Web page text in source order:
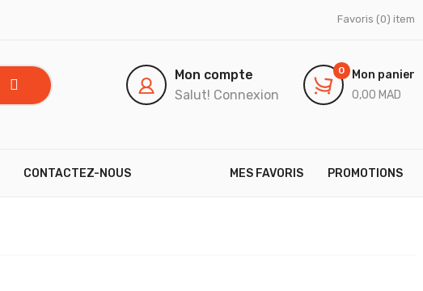
Favoris (0) item
0
Mon panier
0,00 MAD
Mon compte
Salut! Connexion
PROMOTIONS
MES FAVORIS
CONTACTEZ-NOUS